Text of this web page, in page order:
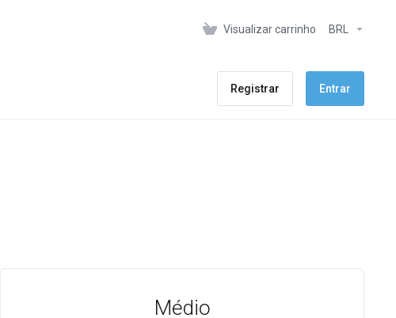
Visualizar carrinho BRL
Registrar Entrar
Médio